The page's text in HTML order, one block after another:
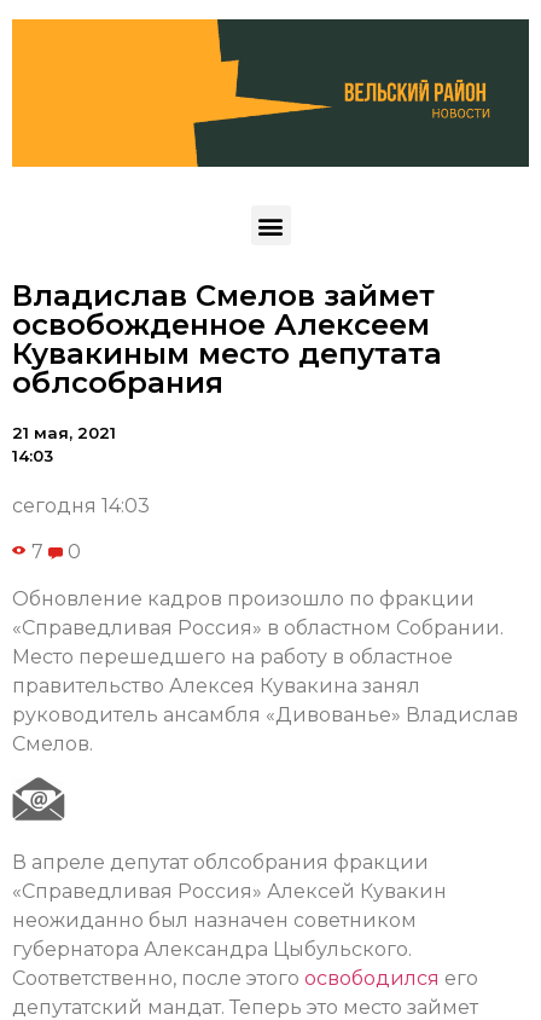
Владислав Смелов займет
освобожденное Алексеем
Кувакиным место депутата
облсобрания
21 мая, 2021
14:03
сегодня 14:03
7 0
Обновление кадров произошло по фракции
«Справедливая Россия» в областном Собрании.
Место перешедшего на работу в областное
правительство Алексея Кувакина занял
руководитель ансамбля «Дивованье» Владислав
Смелов.
В апреле депутат облсобрания фракции
«Справедливая Россия» Алексей Кувакин
неожиданно был назначен советником
губернатора Александра Цыбульского.
Соответственно, после этого освободился его
депутатский мандат. Теперь это место займет